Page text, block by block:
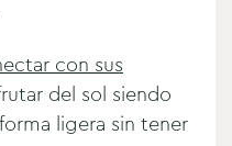
con sus
del sol siendo
ligera sin tener